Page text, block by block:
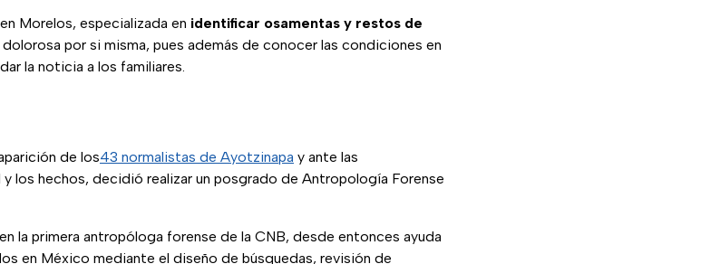
Morelos, especializada en identificar osamentas y restos de
dolorosa por si misma, pues además de conocer las condiciones en
la noticia a los familiares.
de los43 normalistas de Ayotzinapa y ante las
los hechos, decidió realizar un posgrado de Antropología Forense
la primera antropóloga forense de la CNB, desde entonces ayuda
en México mediante el diseño de búsquedas, revisión de